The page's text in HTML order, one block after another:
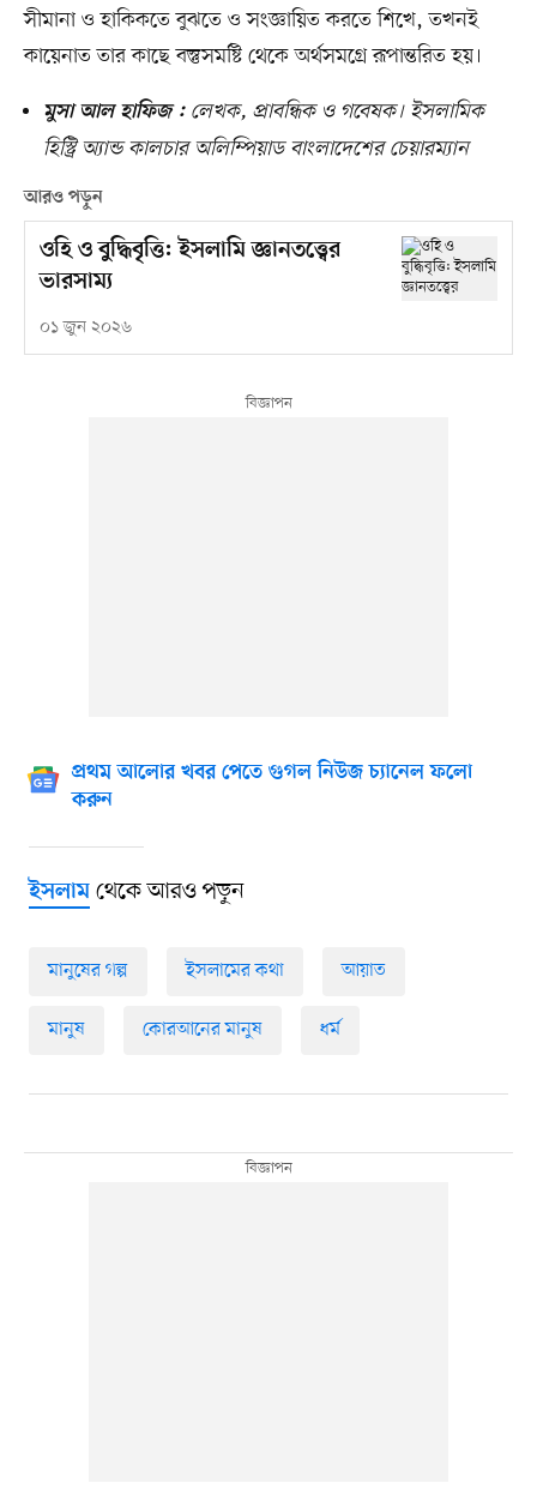
সীমানা ও হাকিকতে বুঝতে ও সংজ্ঞায়িত করতে শিখে, তখনই
কায়েনাত তার কাছে বস্তুসমষ্টি থেকে অর্থসমগ্রে রূপান্তরিত হয়।
মুসা আল হাফিজ :লেখক, প্রাবন্ধিক ও গবেষক। ইসলামিক
হিস্ট্রি অ্যান্ড কালচার অলিম্পিয়াড বাংলাদেশের চেয়ারম্যান
আরও পড়ুন
ওহি ও বুদ্ধিবৃত্তি: ইসলামি জ্ঞানতত্ত্বের
ভারসাম্য
০১ জুন ২০২৬
প্রথম আলোর খবর পেতে গুগল নিউজ চ্যানেল ফলো
করুন
ইসলামথেকে আরও পড়ুন
মানুষের গল্প ইসলামের কথা আয়াত
মানুষ কোরআনের মানুষ ধর্ম